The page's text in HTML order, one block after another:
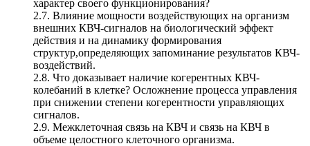
характер своего функционирования?
2.7. Влияние мощности воздействующих на организм
внешних КВЧ-сигналов на биологический эффект
действия и на динамику формирования
структур,определяющих запоминание результатов КВЧ-
воздействий.
2.8. Что доказывает наличие когерентных КВЧ-
колебаний в клетке? Осложнение процесса управления
при снижении степени когерентности управляющих
сигналов.
2.9. Межклеточная связь на КВЧ и связь на КВЧ в
объеме целостного клеточного организма.